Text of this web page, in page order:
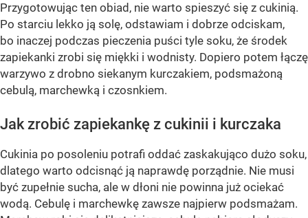
Przygotowując ten obiad, nie warto spieszyć się z cukinią.
Po starciu lekko ją solę, odstawiam i dobrze odciskam,
bo inaczej podczas pieczenia puści tyle soku, że środek
zapiekanki zrobi się miękki i wodnisty. Dopiero potem łączę
warzywo z drobno siekanym kurczakiem, podsmażoną
cebulą, marchewką i czosnkiem.
Jak zrobić zapiekankę z cukinii i kurczaka
Cukinia po posoleniu potrafi oddać zaskakująco dużo soku,
dlatego warto odcisnąć ją naprawdę porządnie. Nie musi
być zupełnie sucha, ale w dłoni nie powinna już ociekać
wodą. Cebulę i marchewkę zawsze najpierw podsmażam.